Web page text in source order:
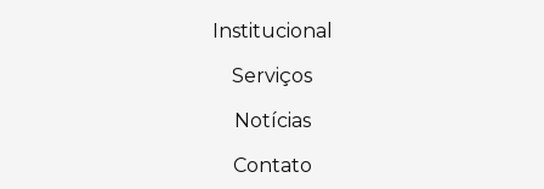
Institucional
Serviços
Notícias
Contato